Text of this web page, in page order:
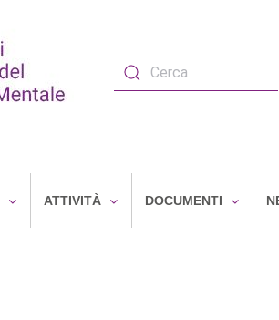
ATTIVITÀ DOCUMENTI